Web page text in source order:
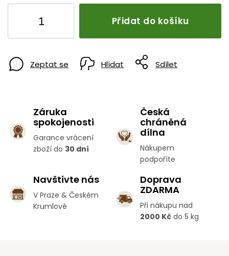
Přidat do košíku
Zeptat se Hlídat Sdílet
Záruka
spokojenosti
Garance vrácení
zboží do 30 dní
Česká
chráněná
dílna
Nákupem
podpoříte
Navštivte nás
V Praze & Českém
Krumlově
Doprava
ZDARMA
Při nákupu nad
2000 Kč do 5 kg